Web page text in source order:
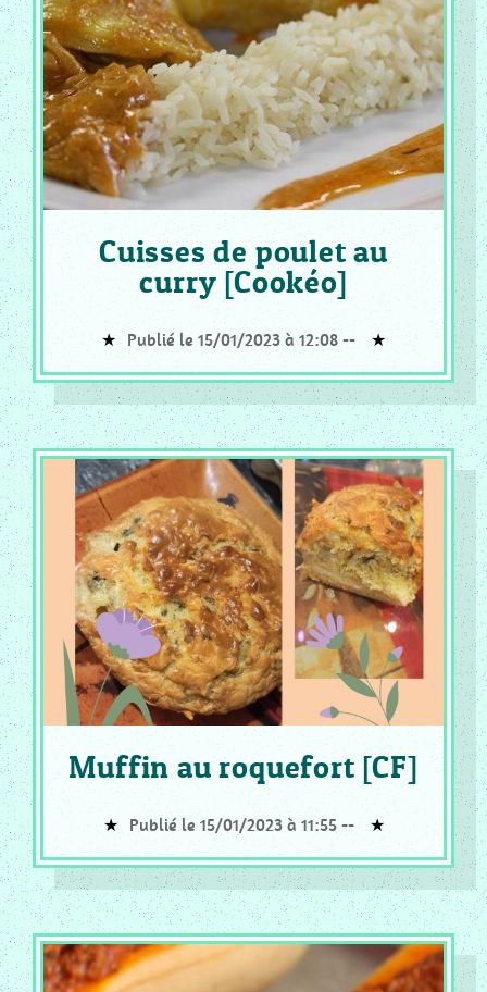
Cuisses de poulet au
curry [Cookéo]
Publié le 15/01/2023 à 12:08 --
Muffin au roquefort [CF]
Publié le 15/01/2023 à 11:55 --